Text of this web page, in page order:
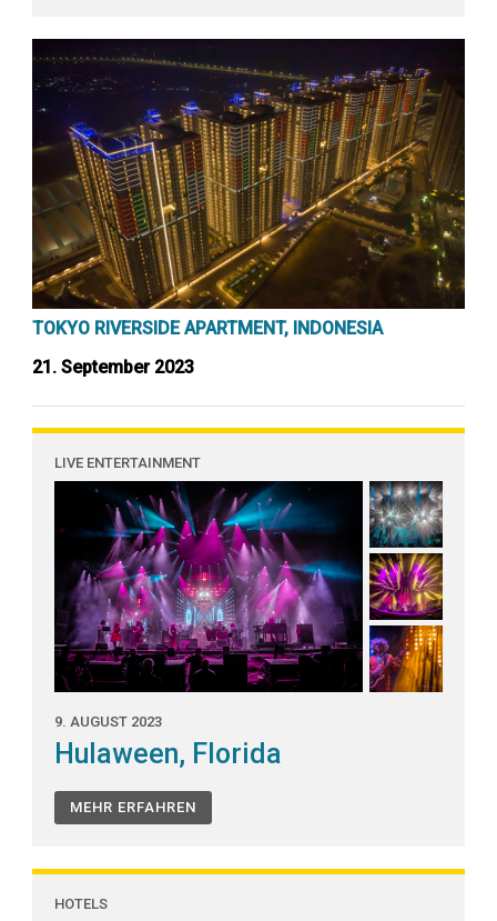
TOKYO RIVERSIDE APARTMENT, INDONESIA
21. September 2023
LIVE ENTERTAINMENT
9. AUGUST 2023
Hulaween, Florida
MEHR ERFAHREN
HOTELS